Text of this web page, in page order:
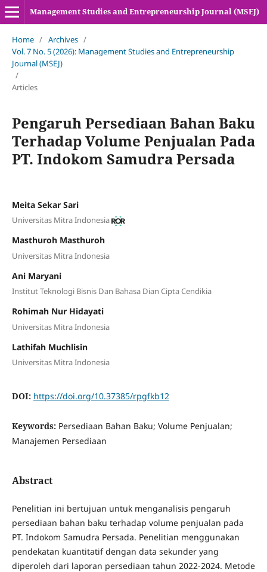
Management Studies and Entrepreneurship Journal (MSEJ)
Home / Archives /
Vol. 7 No. 5 (2026): Management Studies and Entrepreneurship
Journal (MSEJ)
/
Articles
Pengaruh Persediaan Bahan Baku
Terhadap Volume Penjualan Pada
PT. Indokom Samudra Persada
Meita Sekar Sari
Universitas Mitra Indonesia
Masthuroh Masthuroh
Universitas Mitra Indonesia
Ani Maryani
Institut Teknologi Bisnis Dan Bahasa Dian Cipta Cendikia
Rohimah Nur Hidayati
Universitas Mitra Indonesia
Lathifah Muchlisin
Universitas Mitra Indonesia
DOI: https://doi.org/10.37385/rpgfkb12
Keywords: Persediaan Bahan Baku; Volume Penjualan;
Manajemen Persediaan
Abstract
Penelitian ini bertujuan untuk menganalisis pengaruh
persediaan bahan baku terhadap volume penjualan pada
PT. Indokom Samudra Persada. Penelitian menggunakan
pendekatan kuantitatif dengan data sekunder yang
diperoleh dari laporan persediaan tahun 2022-2024. Metode